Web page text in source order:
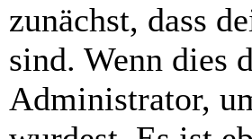
zunächst, dass
sind. Wenn dies
Administrator,